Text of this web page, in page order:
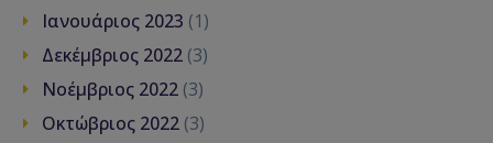
Ιανουάριος 2023 (1)
Δεκέμβριος 2022 (3)
Νοέμβριος 2022 (3)
Οκτώβριος 2022 (3)